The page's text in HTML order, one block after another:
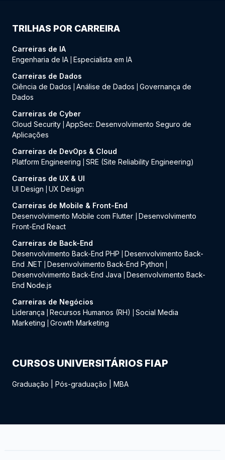
TRILHAS POR CARREIRA
Carreiras de IA
Engenharia de IA Especialista em IA
Carreiras de Dados
Ciência de Dados
Análise de Dados
Governança de
Dados
Carreiras de Cyber
Cloud Security AppSec: Desenvolvimento Seguro de
Aplicações
Carreiras de DevOps & Cloud
Platform Engineering
SRE (Site Reliability Engineering)
Carreiras de UX & UI
UI Design
UX Design
Carreiras de Mobile & Front-End
Desenvolvimento Mobile com Flutter
Desenvolvimento
Front-End React
Carreiras de Back-End
Desenvolvimento Back-End PHP
Desenvolvimento Back-
End .NET
Desenvolvimento Back-End Python
Desenvolvimento Back-End Java
Desenvolvimento Back-
End Node.js
Carreiras de Negócios
Liderança
Recursos Humanos (RH)
Social Media
Marketing
Growth Marketing
CURSOS UNIVERSITÁRIOS FIAP
Graduação Pós-graduação MBA